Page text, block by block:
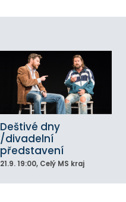
Deštivé dny
/divadelní
představení
21.9. 19:00, Celý MS kraj